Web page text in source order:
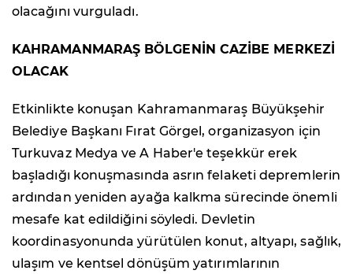
olacağını vurguladı.
KAHRAMANMARAŞ BÖLGENİN CAZİBE MERKEZİ
OLACAK
Etkinlikte konuşan Kahramanmaraş Büyükşehir
Belediye Başkanı Fırat Görgel, organizasyon için
Turkuvaz Medya ve A Haber'e teşekkür erek
başladığı konuşmasında asrın felaketi depremlerin
ardından yeniden ayağa kalkma sürecinde önemli
mesafe kat edildiğini söyledi. Devletin
koordinasyonunda yürütülen konut, altyapı, sağlık,
ulaşım ve kentsel dönüşüm yatırımlarının